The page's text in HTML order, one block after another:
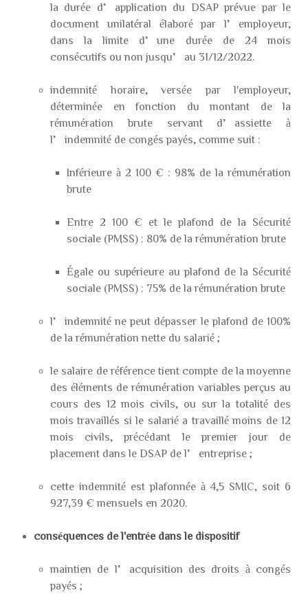
la durée d’application du DSAP prévue par le
document unilatéral élaboré par l’employeur,
dans la limite d’une durée de 24 mois
consécutifs ou non jusqu’au 31/12/2022.
indemnité horaire, versée par l'employeur,
déterminée en fonction du montant de la
rémunération brute servant d’assiette à
l’indemnité de congés payés, comme suit :
Inférieure à 2 100 € : 98% de la rémunération
brute
Entre 2 100 € et le plafond de la Sécurité
sociale (PMSS) : 80% de la rémunération brute
Égale ou supérieure au plafond de la Sécurité
sociale (PMSS) : 75% de la rémunération brute
l’indemnité ne peut dépasser le plafond de 100%
de la rémunération nette du salarié ;
le salaire de référence tient compte de la moyenne
des éléments de rémunération variables perçus au
cours des 12 mois civils, ou sur la totalité des
mois travaillés si le salarié a travaillé moins de 12
mois civils, précédant le premier jour de
placement dans le DSAP de l’entreprise ;
cette indemnité est plafonnée à 4,5 SMIC, soit 6
927,39 € mensuels en 2020.
conséquences de l'entrée dans le dispositif
maintien de l’acquisition des droits à congés
payés ;